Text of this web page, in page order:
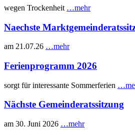
wegen Trockenheit …mehr
Naechste
am 21.07.26 …mehr
Ferienprogramm 2026
sorgt für interessante Sommerferien
Nächste Gemeinderatssitzung
am 30. Juni 2026 …mehr